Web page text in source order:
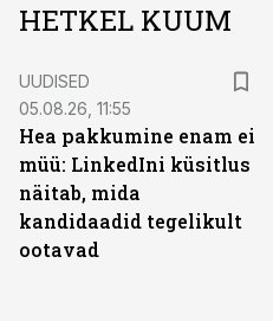
HETKEL KUUM
UUDISED
05.08.26, 11:55
Hea pakkumine enam ei
müü: LinkedIni küsitlus
näitab, mida
kandidaadid tegelikult
ootavad